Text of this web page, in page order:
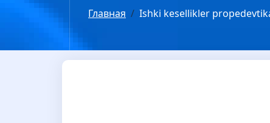
Главная Ishki kesellikler